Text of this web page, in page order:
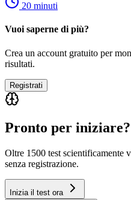
20 minuti
Vuoi saperne di più?
Crea un account gratuito per
risultati.
Registrati
Pronto per iniziare?
Oltre 1500 test scientificamente
senza registrazione.
Inizia il test ora